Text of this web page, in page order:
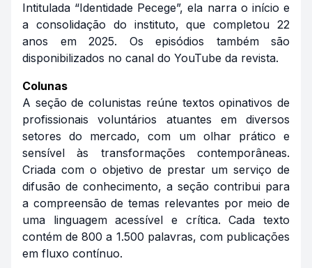
Intitulada “Identidade Pecege”, ela narra o início e
a consolidação do instituto, que completou 22
anos em 2025. Os episódios também são
disponibilizados no canal do YouTube da revista.
Colunas
A seção de colunistas reúne textos opinativos de
profissionais voluntários atuantes em diversos
setores do mercado, com um olhar prático e
sensível às transformações contemporâneas.
Criada com o objetivo de prestar um serviço de
difusão de conhecimento, a seção contribui para
a compreensão de temas relevantes por meio de
uma linguagem acessível e crítica. Cada texto
contém de 800 a 1.500 palavras, com publicações
em fluxo contínuo.